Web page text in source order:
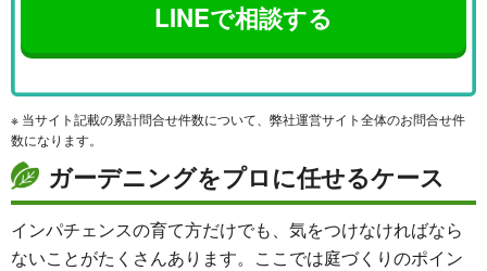
LINEで相談する
※ 当サイト記載の累計問合せ件数について、弊社運営サイト全体のお問合せ件
数になります。
ガーデニングをプロに任せるケース
インパチェンスの育て方だけでも、気をつけなければなら
ないことがたくさんあります。ここでは庭づくりのポイン